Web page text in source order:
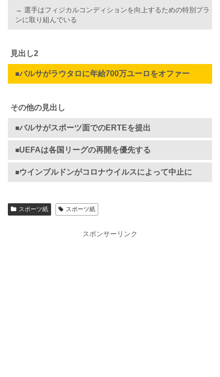
→ 選手はフィジカルコンディションを向上するための特別プラ
ンに取り組んでいる
見出し2
■バルサがラウタロに年給700万ユーロをオファー
その他の見出し
■バルサがスポーツ面でのERTEを提出
■UEFAは各国リーグの再開を優先する
■ウインブルドンがコロナウイルスによって中止に
スポーツ紙 スポーツ紙
スポンサーリンク